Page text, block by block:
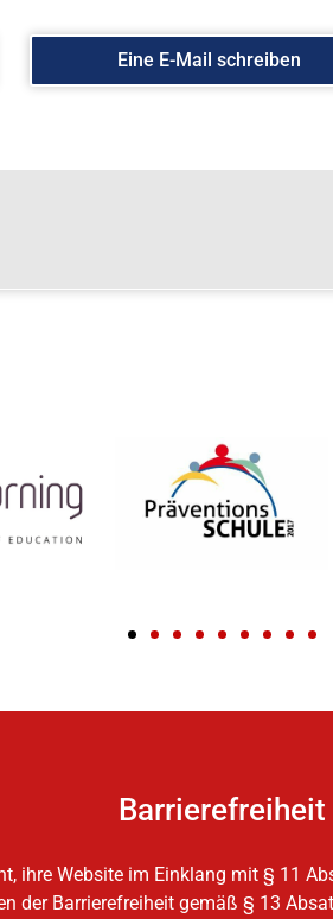
Eine E-Mail schreiben
Barrierefreiheit
ihre Website im Einklang mit § 11
der Barrierefreiheit gemäß § 13